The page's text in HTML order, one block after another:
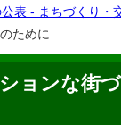
公表 - まちづくり・
ために
ョンな街